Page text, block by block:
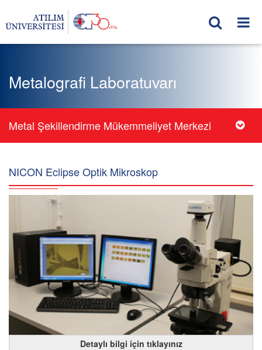
Metalografi Laboratuvarı
Metal Şekillendirme Mükemmeliyet Merkezi
NICON Eclipse Optik Mikroskop
Detaylı bilgi için tıklayınız